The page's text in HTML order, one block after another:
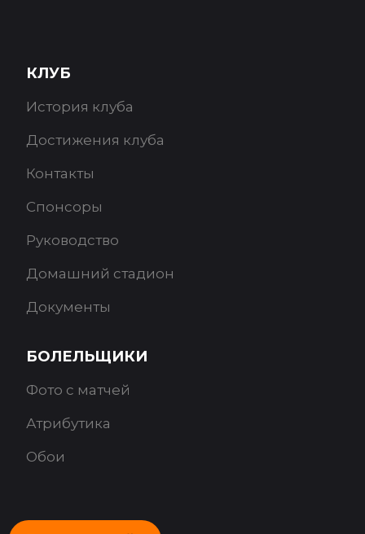
КЛУБ
История клуба
Достижения клуба
Контакты
Спонсоры
Руководство
Домашний стадион
Документы
БОЛЕЛЬЩИКИ
Фото с матчей
Атрибутика
Обои